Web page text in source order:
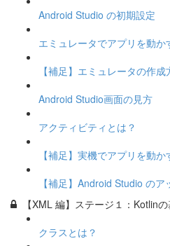
Android Studio の初期設定
エミュレータでアプリを動か
【補足】エミュレータの作成
Android Studio画面の見方
アクティビティとは？
【補足】実機でアプリを動か
【補足】Android Studio の
【XML 編】ステージ１：Kotlin
クラスとは？